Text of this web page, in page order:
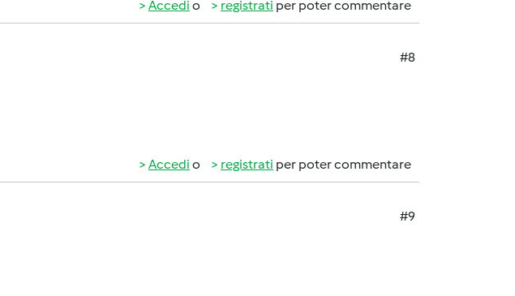
Accedi o registrati per poter commentare
#8
Accedi o registrati per poter commentare
#9